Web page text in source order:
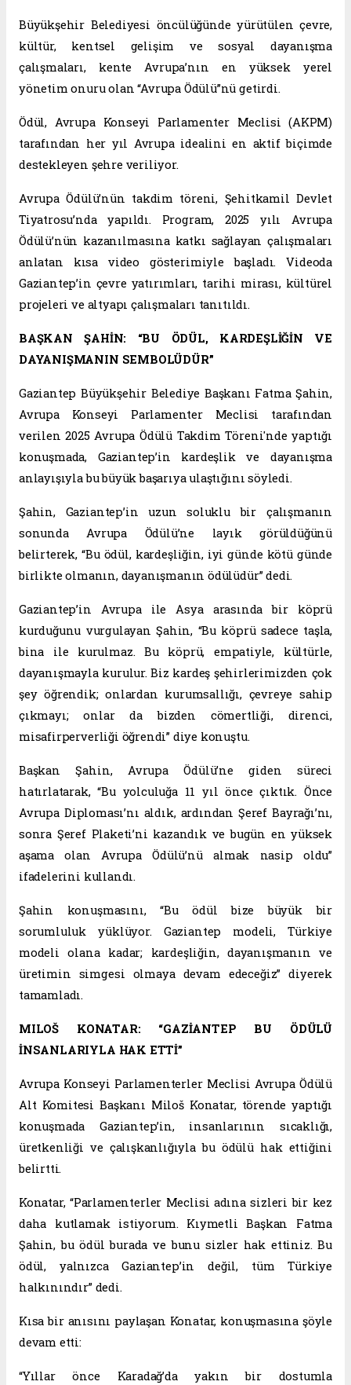
Büyükşehir Belediyesi öncülüğünde yürütülen çevre,
kültür, kentsel gelişim ve sosyal dayanışma
çalışmaları, kente Avrupa’nın en yüksek yerel
yönetim onuru olan “Avrupa Ödülü”nü getirdi.
Ödül, Avrupa Konseyi Parlamenter Meclisi (AKPM)
tarafından her yıl Avrupa idealini en aktif biçimde
destekleyen şehre veriliyor.
Avrupa Ödülü’nün takdim töreni, Şehitkamil Devlet
Tiyatrosu’nda yapıldı. Program, 2025 yılı Avrupa
Ödülü’nün kazanılmasına katkı sağlayan çalışmaları
anlatan kısa video gösterimiyle başladı. Videoda
Gaziantep’in çevre yatırımları, tarihi mirası, kültürel
projeleri ve altyapı çalışmaları tanıtıldı.
BAŞKAN ŞAHİN: “BU ÖDÜL, KARDEŞLİĞİN VE
DAYANIŞMANIN SEMBOLÜDÜR”
Gaziantep Büyükşehir Belediye Başkanı Fatma Şahin,
Avrupa Konseyi Parlamenter Meclisi tarafından
verilen 2025 Avrupa Ödülü Takdim Töreni'nde yaptığı
konuşmada, Gaziantep’in kardeşlik ve dayanışma
anlayışıyla bu büyük başarıya ulaştığını söyledi.
Şahin, Gaziantep’in uzun soluklu bir çalışmanın
sonunda Avrupa Ödülü’ne layık görüldüğünü
belirterek, “Bu ödül, kardeşliğin, iyi günde kötü günde
birlikte olmanın, dayanışmanın ödülüdür” dedi.
Gaziantep’in Avrupa ile Asya arasında bir köprü
kurduğunu vurgulayan Şahin, “Bu köprü sadece taşla,
bina ile kurulmaz. Bu köprü, empatiyle, kültürle,
dayanışmayla kurulur. Biz kardeş şehirlerimizden çok
şey öğrendik; onlardan kurumsallığı, çevreye sahip
çıkmayı; onlar da bizden cömertliği, direnci,
misafirperverliği öğrendi” diye konuştu.
Başkan Şahin, Avrupa Ödülü’ne giden süreci
hatırlatarak, “Bu yolculuğa 11 yıl önce çıktık. Önce
Avrupa Diploması’nı aldık, ardından Şeref Bayrağı’nı,
sonra Şeref Plaketi’ni kazandık ve bugün en yüksek
aşama olan Avrupa Ödülü’nü almak nasip oldu”
ifadelerini kullandı.
Şahin konuşmasını, “Bu ödül bize büyük bir
sorumluluk yüklüyor. Gaziantep modeli, Türkiye
modeli olana kadar; kardeşliğin, dayanışmanın ve
üretimin simgesi olmaya devam edeceğiz” diyerek
tamamladı.
MILOŠ KONATAR: “GAZİANTEP BU ÖDÜLÜ
İNSANLARIYLA HAK ETTİ”
Avrupa Konseyi Parlamenterler Meclisi Avrupa Ödülü
Alt Komitesi Başkanı Miloš Konatar, törende yaptığı
konuşmada Gaziantep’in, insanlarının sıcaklığı,
üretkenliği ve çalışkanlığıyla bu ödülü hak ettiğini
belirtti.
Konatar, “Parlamenterler Meclisi adına sizleri bir kez
daha kutlamak istiyorum. Kıymetli Başkan Fatma
Şahin, bu ödül burada ve bunu sizler hak ettiniz. Bu
ödül, yalnızca Gaziantep’in değil, tüm Türkiye
halkınındır” dedi.
Kısa bir anısını paylaşan Konatar, konuşmasına şöyle
devam etti:
“Yıllar önce Karadağ’da yakın bir dostumla